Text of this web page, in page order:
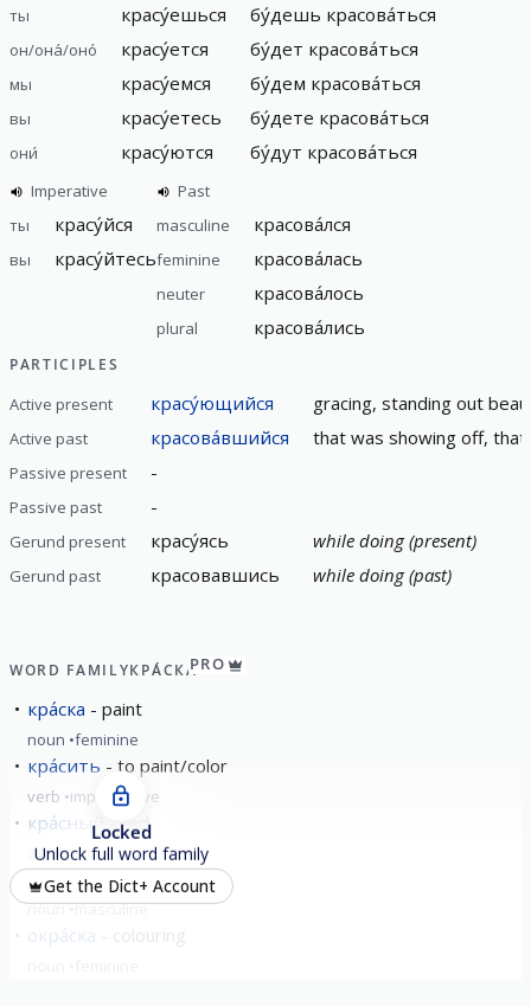
ты красу́ешься бу́дешь красова́ться
он/она́/оно́ красу́ется бу́дет красова́ться
мы красу́емся бу́дем красова́ться
вы красу́етесь бу́дете красова́ться
они́ красу́ются бу́дут красова́ться
Imperative
ты
красу́йся
вы красу́йтесь
Past
masculine
красова́лся
feminine красова́лась
neuter красова́лось
plural красова́лись
PARTICIPLES
Active present красу́ющийся gracing, standing out
Active past красова́вшийся that was showing off,
Passive present -
Passive past -
Gerund present красу́ясь while doing (present)
Gerund past красовавшись while doing (past)
WORD FAMILYКРА́СКАPRO
кра́ска paint
noun feminine
кра́сить to paint/color
verb imperfective
кра́сный red
adjective
кра́сный red
noun masculine
окра́ска
Locked
Unlock full word family
Get the Dict+ Account